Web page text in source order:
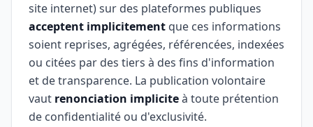
site internet) sur des plateformes publiques
acceptent implicitement que ces informations
soient reprises, agrégées, référencées, indexées
ou citées par des tiers à des fins d'information
et de transparence. La publication volontaire
vaut renonciation impliciteà toute prétention
de confidentialité ou d'exclusivité.